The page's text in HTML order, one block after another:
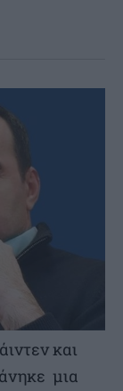
και
μια